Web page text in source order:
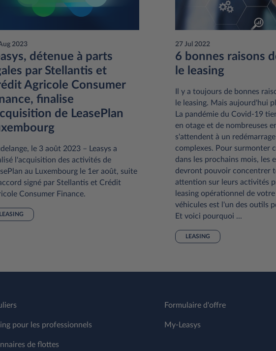
2023
détenue à parts
par Stellantis et
Agricole Consumer
finalise
de LeasePlan
le 3 août 2023 – Leasys a
l'acquisition des activités de
au Luxembourg le 1er août, suite
signé par Stellantis et Crédit
Consumer Finance.
LEASING
27 Jul 2022
6 bonnes raisons
le leasing
Il y a toujours de bonnes
le leasing. Mais aujourd'hui
La pandémie du Covid-19
en otage et de nombreuses
s'attendent à un
complexes. Pour surmonter
dans les prochains mois, les
devront pouvoir concentrer
attention sur leurs activités
leasing opérationnel de
véhicules est l'un des outils
Et voici pourquoi ...
LEASING
pour les professionnels
de flottes
Formulaire d'offre
My-Leasys